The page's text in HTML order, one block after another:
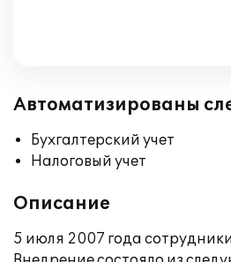
Автоматизированы
Бухгалтерский учет
Налоговый учет
Описание
5 июля 2007 года